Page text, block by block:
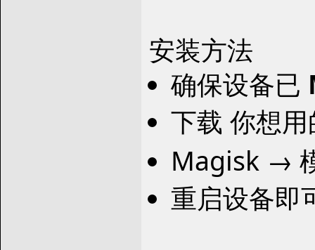
安装方法
确保设备已
下载 你想
Magisk →
重启设备即